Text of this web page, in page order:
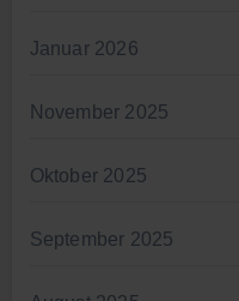
Januar 2026
November 2025
Oktober 2025
September 2025